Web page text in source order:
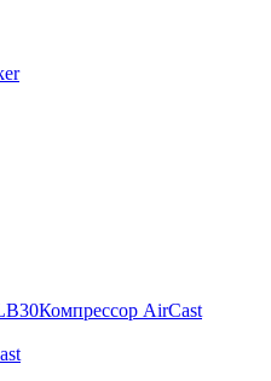
Компрессор AirCast